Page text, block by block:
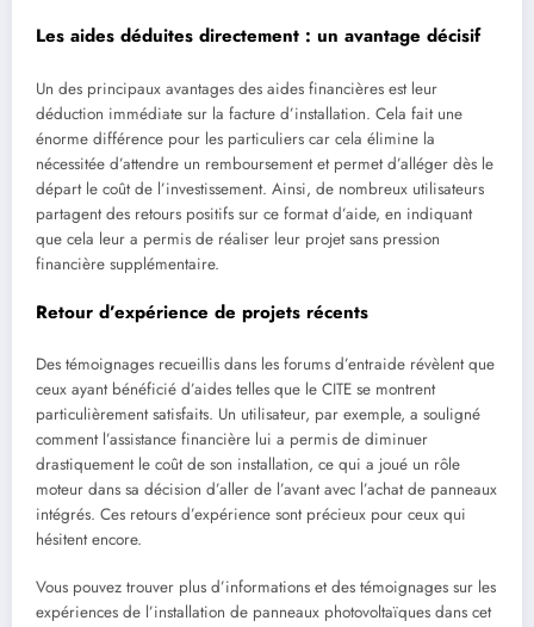
Les aides déduites directement : un avantage décisif
Un des principaux avantages des aides financières est leur
déduction immédiate sur la facture d’installation. Cela fait une
énorme différence pour les particuliers car cela élimine la
nécessitée d’attendre un remboursement et permet d’alléger dès le
départ le coût de l’investissement. Ainsi, de nombreux utilisateurs
partagent des retours positifs sur ce format d’aide, en indiquant
que cela leur a permis de réaliser leur projet sans pression
financière supplémentaire.
Retour d’expérience de projets récents
Des témoignages recueillis dans les forums d’entraide révèlent que
ceux ayant bénéficié d’aides telles que le CITE se montrent
particulièrement satisfaits. Un utilisateur, par exemple, a souligné
comment l’assistance financière lui a permis de diminuer
drastiquement le coût de son installation, ce qui a joué un rôle
moteur dans sa décision d’aller de l’avant avec l’achat de panneaux
intégrés. Ces retours d’expérience sont précieux pour ceux qui
hésitent encore.
Vous pouvez trouver plus d’informations et des témoignages sur les
expériences de l’installation de panneaux photovoltaïques dans cet